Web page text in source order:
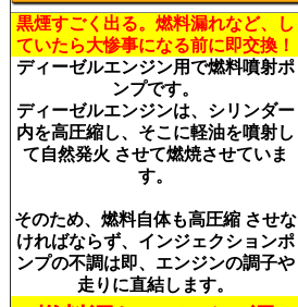
黒煙すごく出る。燃料漏れなど、し
ていたら大惨事になる前に即交換！
ディーゼルエンジン用で燃料噴射ポ
ンプです。
ディーゼルエンジンは、シリンダー
内を高圧縮し、そこに軽油を噴射し
て自然発火 させて燃焼させていま
す。
そのため、燃料自体も高圧縮 させな
ければならず、インジェクションポ
ンプの不調は即、エンジンの調子や
走りに直結します。